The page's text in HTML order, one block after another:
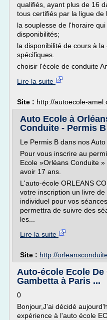
qualifiés, ayant plus de 16
tous certifiés par la ligue
la souplesse de l'horaire
disponibilités;
la disponibilité de cours à
spécifiques.
choisir l'école de conduite
Lire la suite
Site : http://autoecole-
Auto Ecole à
Conduite - Permis B
Le Permis B dans nos
Pour vous inscrire au
Ecole »Orléans Conduite
avoir 17 ans.
L'auto-école ORLEANS
votre inscription un livre
individuel pour vos
permettra de suivre des
les...
Lire la suite
Site : http://
Auto-école Ecole
Gambetta à Paris ...
0
Bonjour,J'ai décidé
expérience à l'auto école